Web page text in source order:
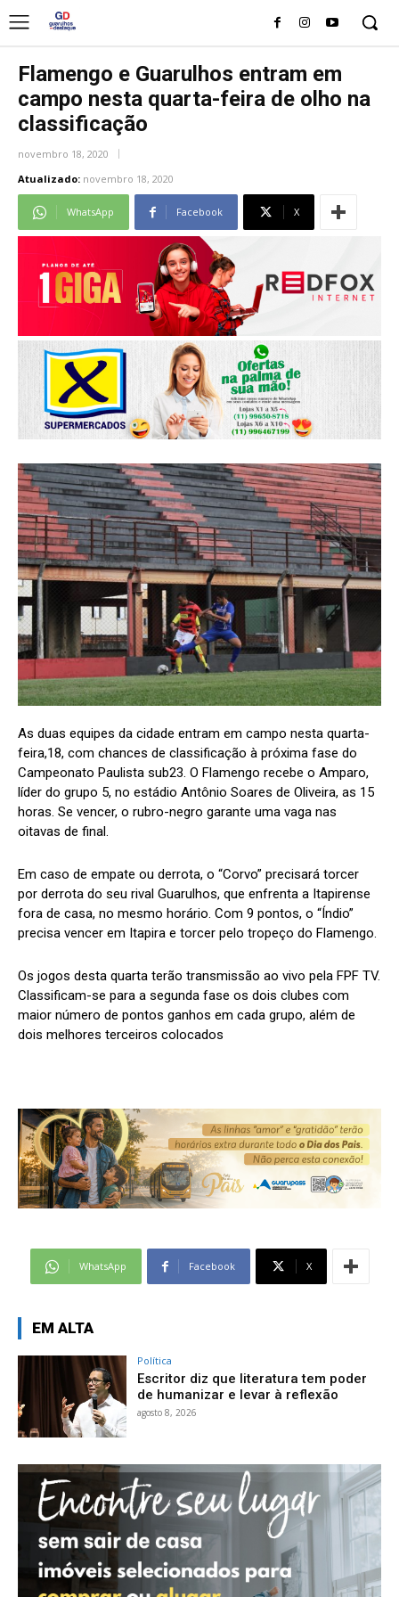
Flamengo e Guarulhos entram em
campo nesta quarta-feira de olho na
classificação
novembro 18, 2020
Atualizado: novembro 18, 2020
WhatsApp Facebook X
As duas equipes da cidade entram em campo nesta quarta-
feira,18, com chances de classificação à próxima fase do
Campeonato Paulista sub23. O Flamengo recebe o Amparo,
líder do grupo 5, no estádio Antônio Soares de Oliveira, as 15
horas. Se vencer, o rubro-negro garante uma vaga nas
oitavas de final.
Em caso de empate ou derrota, o “Corvo” precisará torcer
por derrota do seu rival Guarulhos, que enfrenta a Itapirense
fora de casa, no mesmo horário. Com 9 pontos, o “Índio”
precisa vencer em Itapira e torcer pelo tropeço do Flamengo.
Os jogos desta quarta terão transmissão ao vivo pela FPF TV.
Classificam-se para a segunda fase os dois clubes com
maior número de pontos ganhos em cada grupo, além de
dois melhores terceiros colocados
WhatsApp Facebook X
EM ALTA
Política
Escritor diz que literatura tem poder
de humanizar e levar à reflexão
agosto 8, 2026